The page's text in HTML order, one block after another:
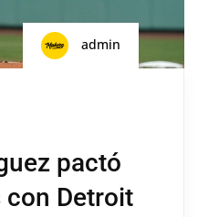
admin
pactó
Detroit